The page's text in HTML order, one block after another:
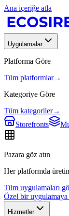
Ana içeriğe atla
Uygulamalar
Platforma Göre
Tüm platformlar→
Kategoriye Göre
Tüm kategoriler→
Storefronts
Pazara göz atın
Her platformda
Tüm uygulamaları
Özel bir uygulamaya
Hizmetler